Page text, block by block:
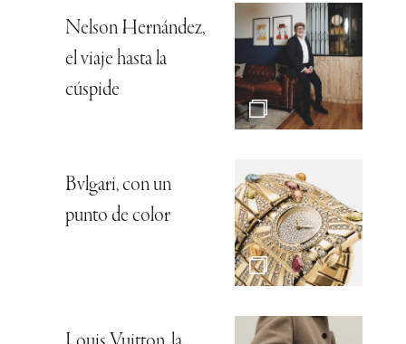
Nelson Hernández,
el viaje hasta la
cúspide
Bvlgari, con un
punto de color